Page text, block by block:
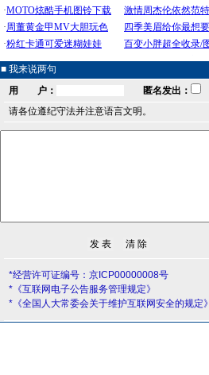
■ 我来说两句
用 户：
匿名发出：
请各位遵纪守法并注意语言文明。
*经营许可证编号：京ICP00000008号
*《互联网电子公告服务管理规定》
*《全国人大常委会关于维护互联网安全的规定》